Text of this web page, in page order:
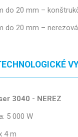
do 20 mm –
do 20 mm –
3040 - NEREZ
5 000 W
4 m